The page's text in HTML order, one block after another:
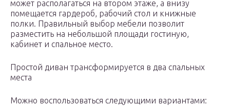
может располагаться на втором этаже, а внизу
помещается гардероб, рабочий стол и книжные
полки. Правильный выбор мебели позволит
разместить на небольшой площади гостиную,
кабинет и спальное место.
Простой диван трансформируется в два спальных
места
Можно воспользоваться следующими вариантами: